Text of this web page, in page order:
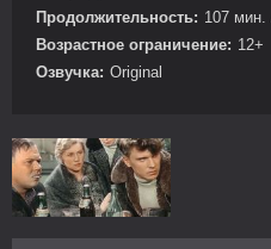
Продолжительность: 107 мин.
Возрастное ограничение: 12+
Озвучка: Original